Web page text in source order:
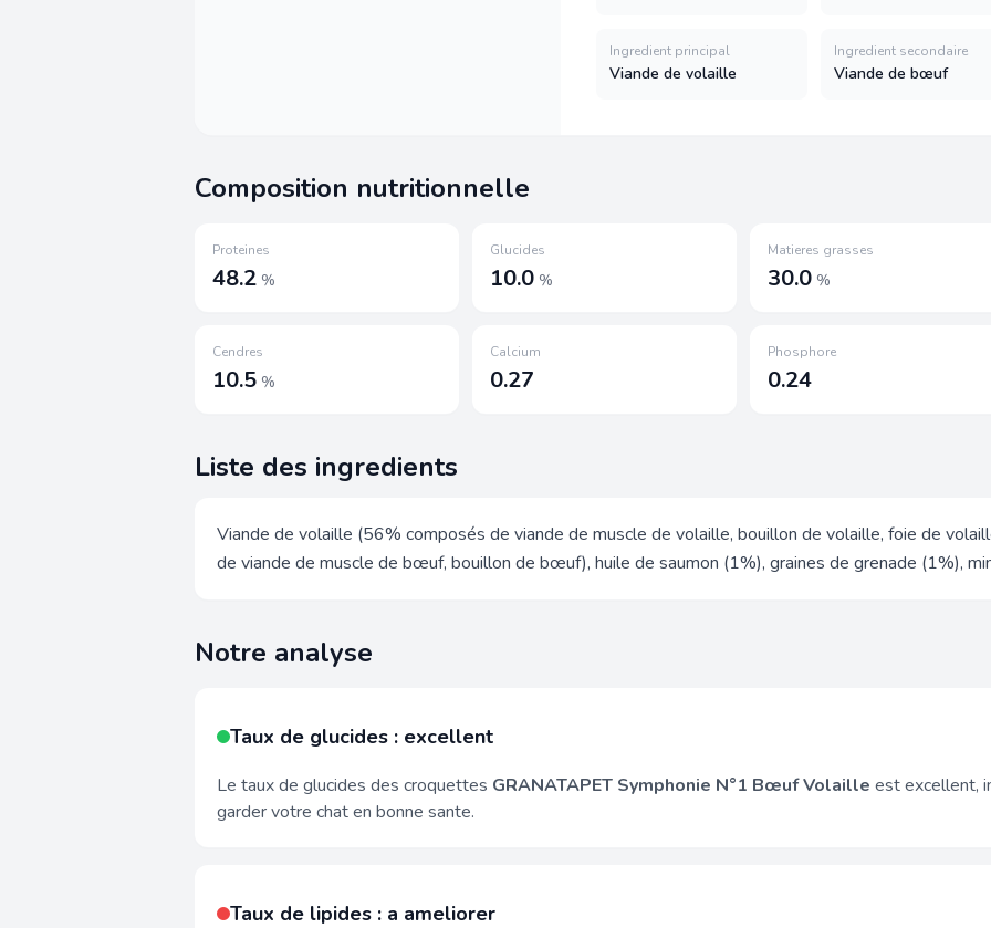
Ingredient principal
Viande de volaille
Ingredient secondaire
Viande de bœuf
Composition nutritionnelle
Proteines
48.2 %
Glucides
10.0 %
Matieres grasses
30.0 %
Cendres
10.5 %
Calcium
0.27
Phosphore
0.24
Liste des ingredients
Viande de volaille (56% composés de viande de muscle de volaille, bouillon de volaille, foie de
de viande de muscle de bœuf, bouillon de bœuf), huile de saumon (1%), graines de grenade (1%),
Notre analyse
Taux de glucides : excellent
Le taux de glucides des croquettes GRANATAPET Symphonie N°1 Bœuf Volaille est excellent,
garder votre chat en bonne sante.
Taux de lipides : a ameliorer